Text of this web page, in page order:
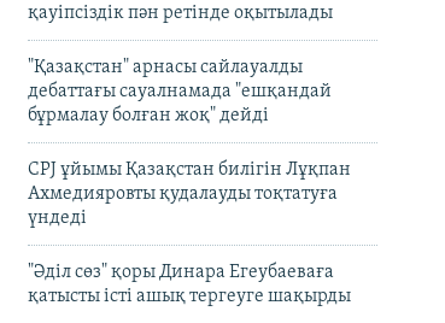
қауіпсіздік пән ретінде оқытылады
"Қазақстан" арнасы сайлауалды
дебаттағы сауалнамада "ешқандай
бұрмалау болған жоқ" дейді
CPJ ұйымы Қазақстан билігін Лұқпан
Ахмедияровты қудалауды тоқтатуға
үндеді
"Әділ сөз" қоры Динара Егеубаеваға
қатысты істі ашық тергеуге шақырды